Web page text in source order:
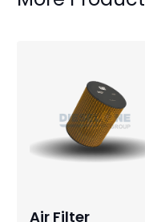
Air Filter